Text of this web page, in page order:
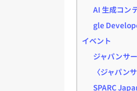
AI 生成コン
gle
イベント
ジャパンサ
〈ジャパン
SPARC